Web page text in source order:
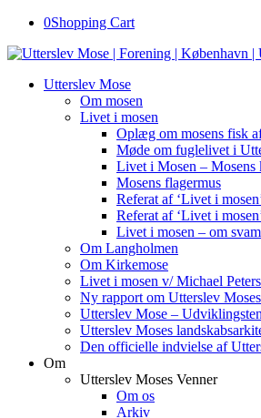
0Shopping Cart
Utterslev Mose
Om mosen
Livet i mosen
Oplæg om mosens fisk
Møde om fuglelivet i
Livet i Mosen – Mosens
Mosens flagermus
Referat af ‘Livet i
Referat af ‘Livet i
Livet i mosen – om
Om Langholmen
Om Kirkemose
Livet i mosen v/ Michael
Ny rapport om Utterslev
Utterslev Mose –
Utterslev Moses
Den officielle indvielse af
Om
Utterslev Moses Venner
Om os
Arkiv